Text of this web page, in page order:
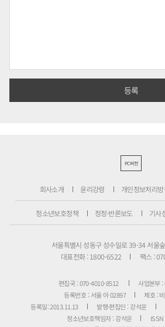
PC버전
회사소개 윤리강령 개인정보처리
청소년보호정책 정정·반론보도 기사
서울특별시 성동구 성수일로 39-34 서울
대표전화 : 1800-6522
팩스 :
편집국 : 070-4010-8512
사업본부
등록번호 : 서울 아 02897
제호 :
등록일: 2013.11.13
발행·편집인 : 강석운
청소년보호책임자 : 강석운